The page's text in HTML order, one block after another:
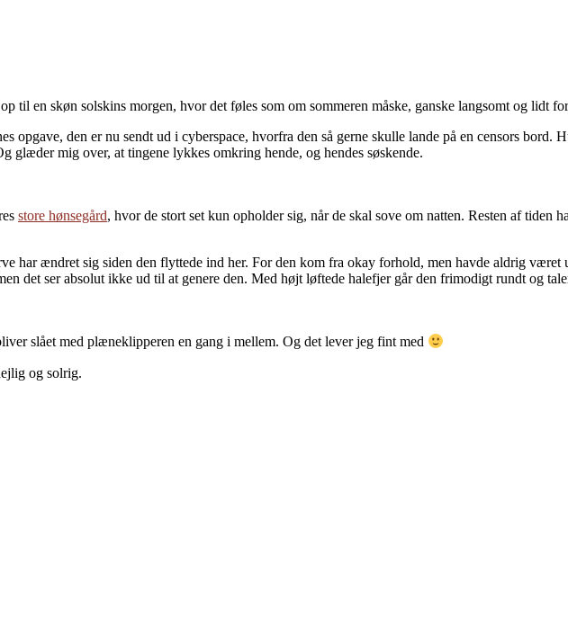
til en skøn solskins morgen, hvor det føles som om sommeren måske, ganske langsomt og lidt
opgave, den er nu sendt ud i cyberspace, hvorfra den så gerne skulle lande på en censors bord.
glæder mig over, at tingene lykkes omkring hende, og hendes søskende.
store hønsegård, hvor de stort set kun opholder sig, når de skal sove om natten. Resten af tiden
har ændret sig siden den flyttede ind her. For den kom fra okay forhold, men havde aldrig
det ser absolut ikke ud til at genere den. Med højt løftede halefjer går den frimodigt rundt og
slået med plæneklipperen en gang i mellem. Og det lever jeg fint med
og solrig.